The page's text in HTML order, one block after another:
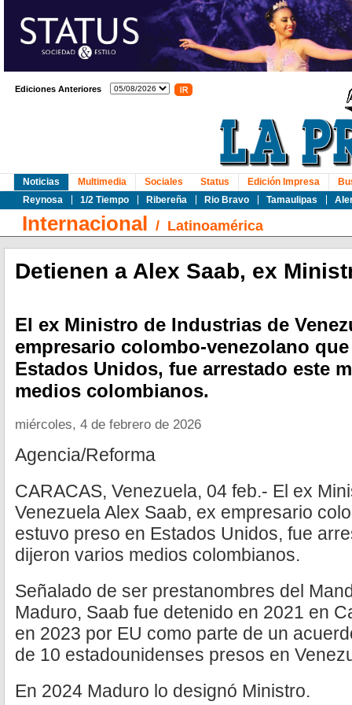
Ediciones Anteriores
Noticias
Reynosa
1/2 Tiempo Ribereña Rio Bravo Tamaulipas
Multimedia Sociales Status Edición Impresa
Internacional / Latinoamérica
Detienen a Alex Saab, ex
El ex Ministro de Industrias de
empresario colombo-venezolano
Estados Unidos, fue arrestado este
medios colombianos.
miércoles, 4 de febrero de 2026
Agencia/Reforma
CARACAS, Venezuela, 04 feb.- El ex
Venezuela Alex Saab, ex empresario
estuvo preso en Estados Unidos, fue
dijeron varios medios colombianos.
Señalado de ser prestanombres del
Maduro, Saab fue detenido en 2021 en
en 2023 por EU como parte de un
de 10 estadounidenses presos en
En 2024 Maduro lo designó Ministro.